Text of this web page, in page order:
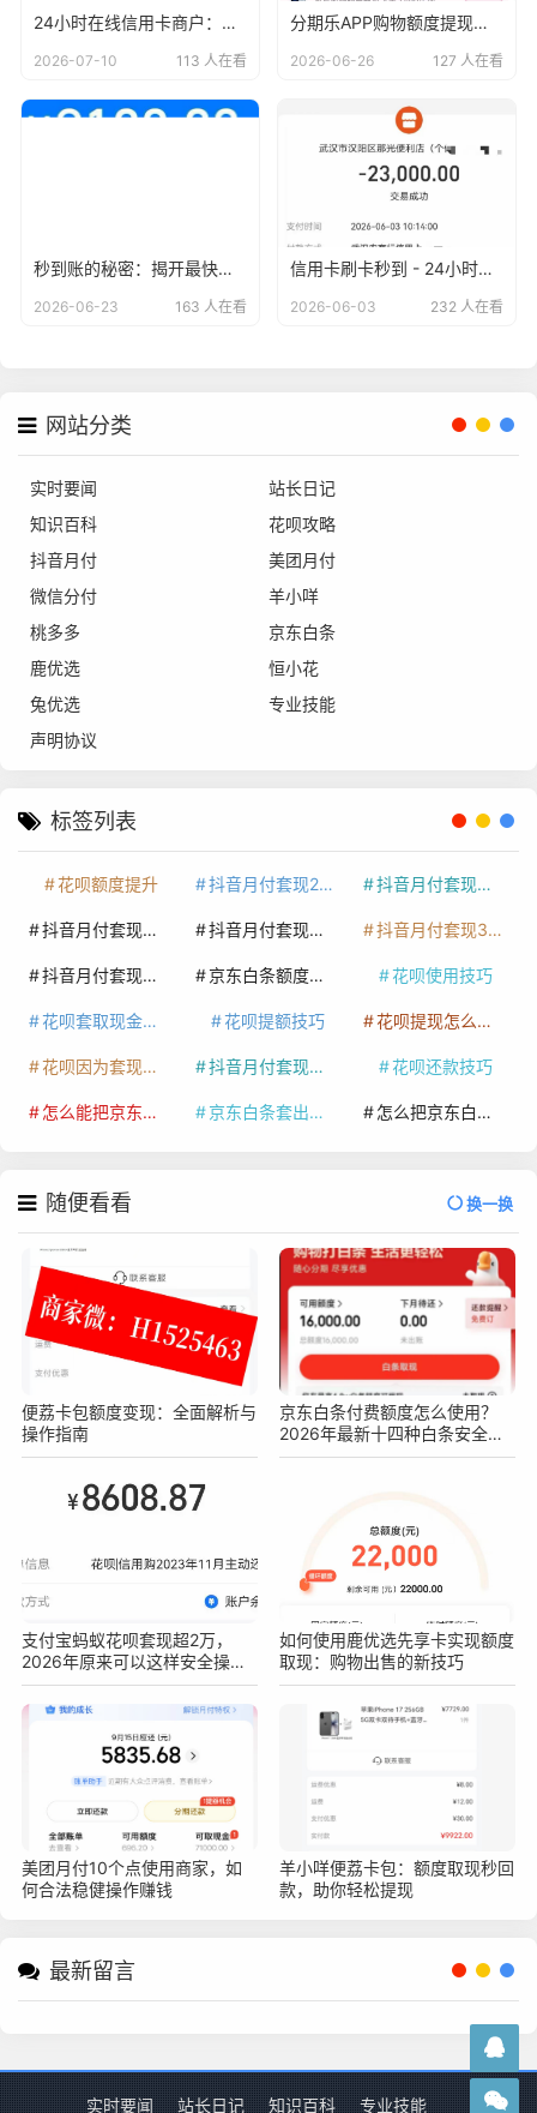
24小时在线信用卡商户：刷卡秒到账，轻松无忧
2026-07-10 113 人在看
分期乐APP购物额度提现教程：让你轻松变现！
2026-06-26 127 人在看
秒到账的秘密：揭开最快到账信用卡商户的神秘面纱
2026-06-23 163 人在看
信用卡刷卡秒到 - 24小时无忧服务，安全便捷的支付新体验
2026-06-03 232 人在看
网站分类
实时要闻
站长日记
知识百科
花呗攻略
抖音月付
美团月付
微信分付
羊小咩
桃多多
京东白条
鹿优选
恒小花
兔优选
专业技能
声明协议
标签列表
花呗额度提升 抖音月付套现24小时接单 抖音月付套现怎么套
抖音月付套现多少手续费 抖音月付套现商家有哪些 抖音月付套现30秒技巧
抖音月付套现最新方法 京东白条额度提升 花呗使用技巧
花呗套取现金最佳方法 花呗提额技巧 花呗提现怎么操作
花呗因为套现被限额了这种情况要多久才会好 抖音月付套现秒回100起 花呗还款技巧
怎么能把京东白条额度钱套出来 京东白条套出来手续费多少 怎么把京东白条的钱取出来
随便看看 换一换
便荔卡包额度变现：全面解析与
操作指南
京东白条付费额度怎么使用？
2026年最新十四种白条安全操
作方法
支付宝蚂蚁花呗套现超2万，
2026年原来可以这样安全操作
不被查！真实亲测方法分享
如何使用鹿优选先享卡实现额度
取现：购物出售的新技巧
美团月付10个点使用商家，如
何合法稳健操作赚钱
羊小咩便荔卡包：额度取现秒回
款，助你轻松提现
最新留言
实时要闻 站长日记 知识百科 专业技能